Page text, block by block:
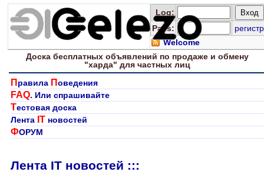
Log:
Pass:
регистр
Welcome
Доска бесплатныхобъявлений по продаже и обмену
"харда" для частных лиц
П равила Поведения
FAQ. Или спрашивайте
Тестовая доска
Лента IT новостей
ФОРУМ
Лента IT новостей :::